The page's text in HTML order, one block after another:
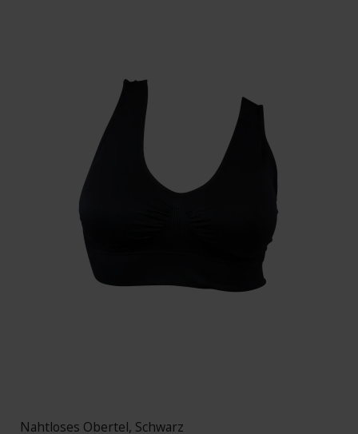
Nahtloses Obertel, Schwarz